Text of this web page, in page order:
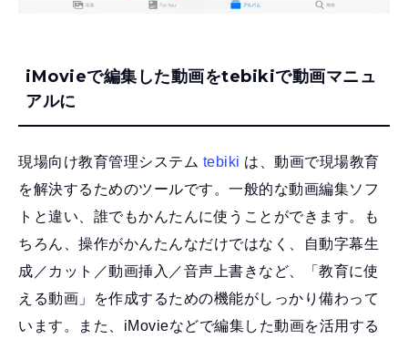
iMovieで編集した動画をtebikiで動画マニュ
アルに
現場向け教育管理システム tebiki は、動画で現場教育
を解決するためのツールです。一般的な動画編集ソフ
トと違い、誰でもかんたんに使うことができます。も
ちろん、操作がかんたんなだけではなく、自動字幕生
成／カット／動画挿入／音声上書きなど、「教育に使
える動画」を作成するための機能がしっかり備わって
います。また、iMovieなどで編集した動画を活用する